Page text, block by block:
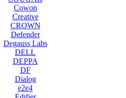
Cowon
Creative
CROWN
Defender
Degauss Labs
DELL
DEPPA
DF
Dialog
e2e4